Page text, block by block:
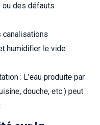
des défauts
canalisations
humidifier le vide
: L’eau produite par
douche, etc.) peut